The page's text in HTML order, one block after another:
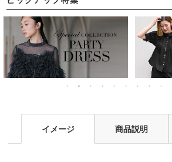
イメージ 商品説明